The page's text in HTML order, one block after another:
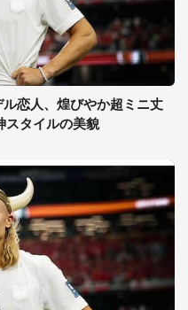
恋人、煌びやか超ミニ丈
スタイルの美貌